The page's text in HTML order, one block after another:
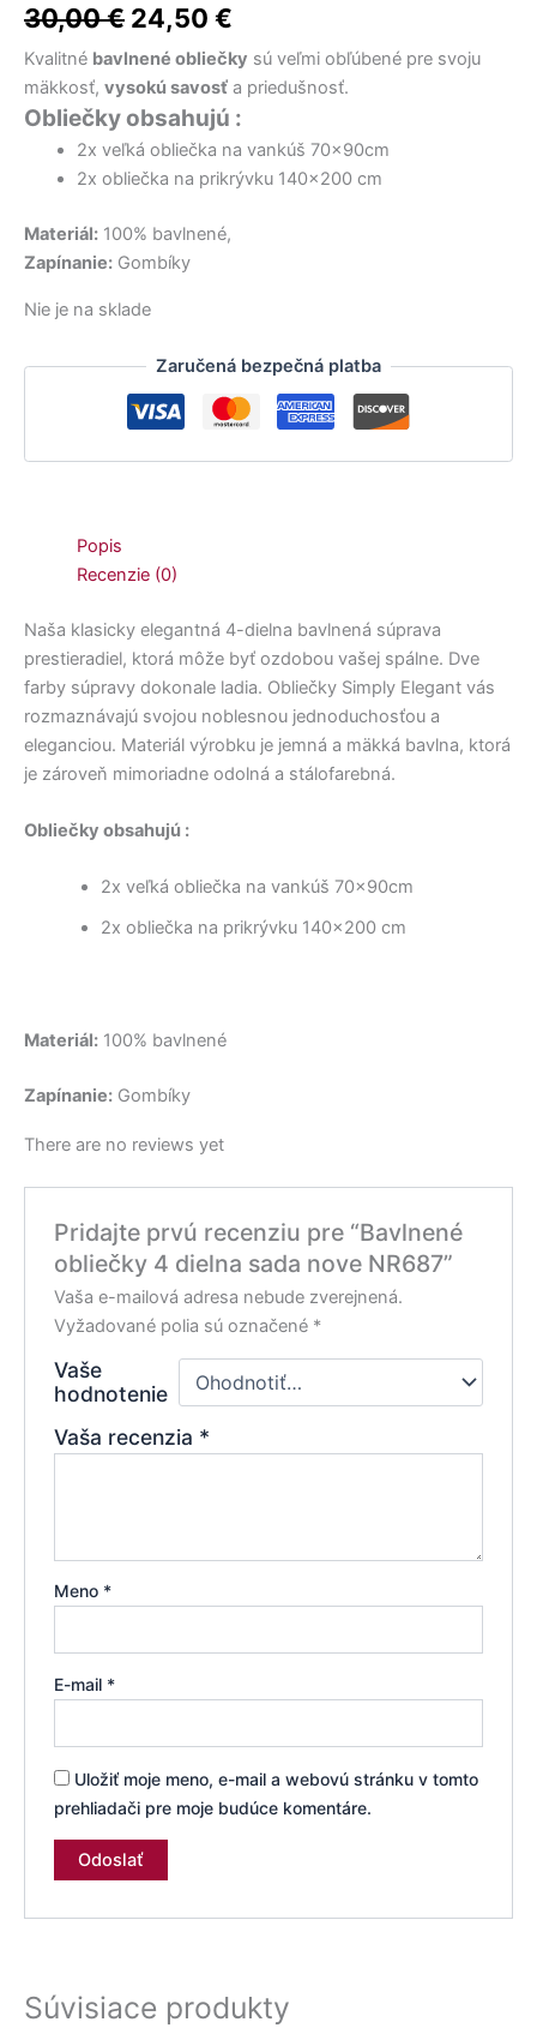
30,00€ bola:
30,00 €.
24,50 €
24,50 €.
Kvalitné bavlnené obliečky sú veľmi obľúbené pre svoju
mäkkosť, vysokú savosť a priedušnosť.
Obliečky obsahujú :
2x veľká obliečka na vankúš 70x90cm
2x obliečka na prikrývku 140×200 cm
Materiál: 100% bavlnené,
Zapínanie: Gombíky
Nie je na sklade
Zaručená bezpečná platba
Popis
Recenzie (0)
Naša klasicky elegantná 4-dielna bavlnená súprava
prestieradiel, ktorá môže byť ozdobou vašej spálne. Dve
farby súpravy dokonale ladia. Obliečky Simply Elegant vás
rozmaznávajú svojou noblesnou jednoduchosťou a
eleganciou. Materiál výrobku je jemná a mäkká bavlna, ktorá
je zároveň mimoriadne odolná a stálofarebná.
Obliečky obsahujú :
2x veľká obliečka na vankúš 70x90cm
2x obliečka na prikrývku 140×200 cm
Materiál: 100% bavlnené
Zapínanie: Gombíky
There are no reviews yet
Pridajte prvú recenziu pre “Bavlnené
obliečky 4 dielna sada nove NR687”
Vaša e-mailová adresa nebude zverejnená.
Vyžadované polia sú označené *
Vaše
hodnotenie
Vaša recenzia *
Meno *
E-mail *
Uložiť moje meno, e-mail a webovú stránku v tomto
prehliadači pre moje budúce komentáre.
Súvisiace produkty